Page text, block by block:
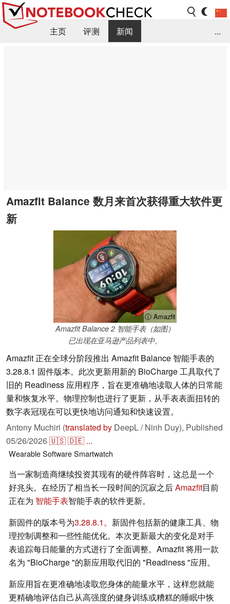
主页 评测
新闻
...
Amazfit Balance 数月来首次获得重大软件更
新
ⓘ Amazfit
Amazfit Balance 2 智能手表（如图）
已出现在亚马逊产品列表中。
Amazfit 正在全球分阶段推出 Amazfit Balance 智能手表的
3.28.8.1 固件版本。此次更新用新的 BioCharge 工具取代了
旧的 Readiness 应用程序，旨在更准确地读取人体的日常能
量和恢复水平。物理控制也进行了更新，从手表表面扭转的
数字表冠现在可以更快地访问通知和快速设置。
Antony Muchiri (translated by DeepL / Ninh Duy), Published
05/26/2026🇺🇸🇩🇪 ...
WearableSoftwareSmartwatch
当一家制造商继续投资其现有的硬件阵容时，这总是一个
好兆头。在经历了相当长一段时间的沉寂之后Amazfit目前
正在为 智能手表智能手表的软件更新。
新固件的版本号为3.28.8.1。 新固件包括新的健康工具、物
理控制调整和一些性能优化。本次更新最大的变化是对手
表追踪每日能量的方式进行了全面调整。Amazfit 将用一款
名为 "BioCharge "的新应用取代旧的 "Readiness "应用。
新应用旨在更准确地读取您身体的能量水平，这样您就能
更精确地评估自己从高强度的健身训练或糟糕的睡眠中恢